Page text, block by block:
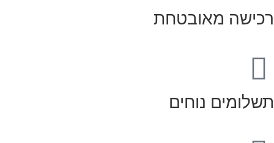
רכישה מאובטחת
תשלומים נוחים